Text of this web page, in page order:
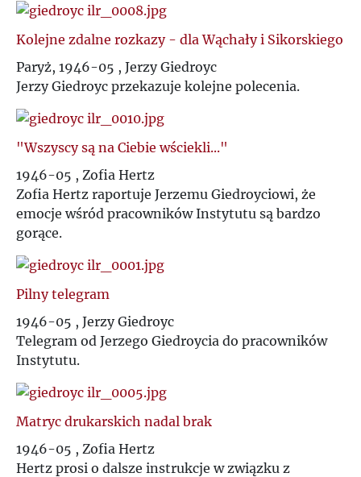
Kolejne zdalne rozkazy - dla Wąchały i Sikorskiego
Paryż, 1946-05 , Jerzy Giedroyc
Jerzy Giedroyc przekazuje kolejne polecenia.
"Wszyscy są na Ciebie wściekli..."
1946-05 , Zofia Hertz
Zofia Hertz raportuje Jerzemu Giedroyciowi, że
emocje wśród pracowników Instytutu są bardzo
gorące.
Pilny telegram
1946-05 , Jerzy Giedroyc
Telegram od Jerzego Giedroycia do pracowników
Instytutu.
Matryc drukarskich nadal brak
1946-05 , Zofia Hertz
Hertz prosi o dalsze instrukcje w związku z